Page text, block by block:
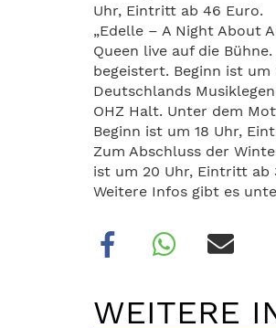
Uhr, Eintritt ab 46 Euro.
„Edelle – A Night About
Queen live auf die
begeistert. Beginn ist
Deutschlands
OHZ Halt. Unter dem
Beginn ist um 18 Uhr,
Zum Abschluss der
ist um 20 Uhr, Eintritt ab
Weitere Infos gibt es
WEITERE